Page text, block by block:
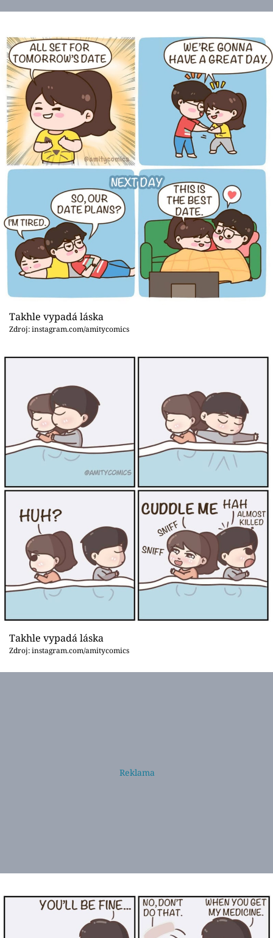
Takhle vypadá láska
Zdroj: instagram.com/amitycomics
Takhle vypadá láska
Zdroj: instagram.com/amitycomics